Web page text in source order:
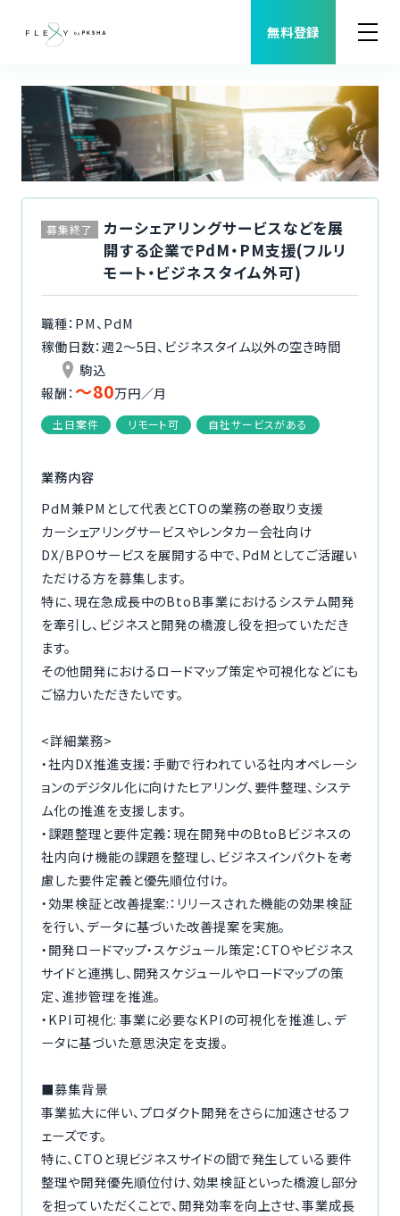
無料登録
案件検索
職種から案件を探す
よくある質問
福利厚生
ご利用者様の声
ご利用の流れ
コーディネーター紹介
イベント/マガジン
法人の方
今すぐ無料で登録 ログイン
募集終了
カーシェアリングサービスなどを展
開する企業でPdM・PM支援(フルリ
モート・ビジネスタイム外可)
職種：PM、PdM
稼働日数：週2〜5日、ビジネスタイム以外の空き時間
駒込
報酬： 〜80万円／月
土日案件 リモート可 自社サービスがある
業務内容
PdM兼PMとして代表とCTOの業務の巻取り支援
カーシェアリングサービスやレンタカー会社向け
DX/BPOサービスを展開する中で、PdMとしてご活躍い
ただける方を募集します。
特に、現在急成長中のBtoB事業におけるシステム開発
を牽引し、ビジネスと開発の橋渡し役を担っていただき
ます。
その他開発におけるロードマップ策定や可視化などにも
ご協力いただきたいです。
<詳細業務>
・社内DX推進支援：手動で行われている社内オペレーシ
ョンのデジタル化に向けたヒアリング、要件整理、システ
ム化の推進を支援します。
・課題整理と要件定義：現在開発中のBtoBビジネスの
社内向け機能の課題を整理し、ビジネスインパクトを考
慮した要件定義と優先順位付け。
・効果検証と改善提案:：リリースされた機能の効果検証
を行い、データに基づいた改善提案を実施。
・開発ロードマップ・スケジュール策定：CTOやビジネス
サイドと連携し、開発スケジュールやロードマップの策
定、進捗管理を推進。
・KPI可視化: 事業に必要なKPIの可視化を推進し、デ
ータに基づいた意思決定を支援。
■募集背景
事業拡大に伴い、プロダクト開発をさらに加速させるフ
ェーズです。
特に、CTOと現ビジネスサイドの間で発生している要件
整理や開発優先順位付け、効果検証といった橋渡し部分
を担っていただくことで、開発効率を向上させ、事業成長